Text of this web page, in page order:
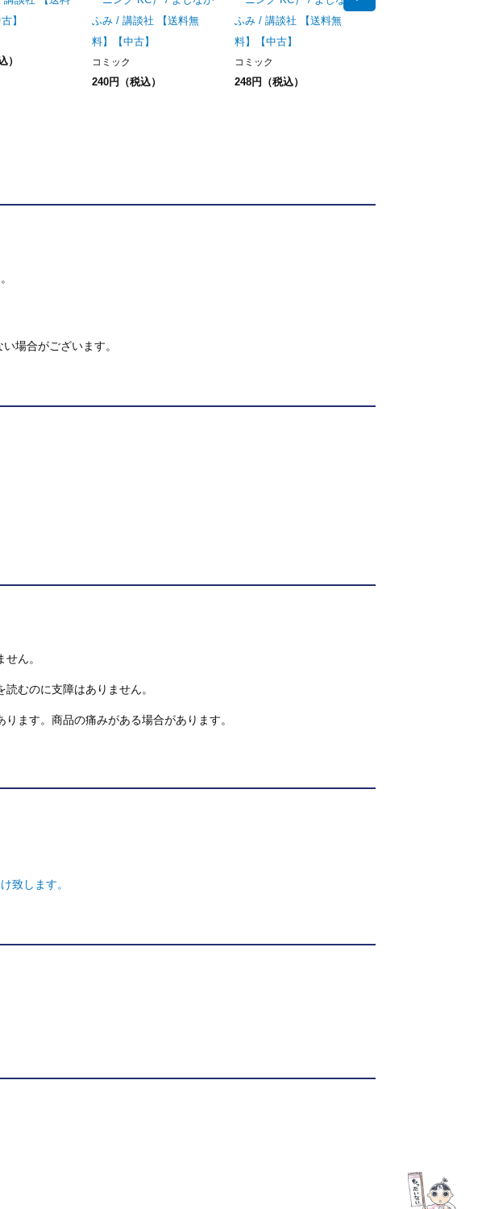
】
）
ふみ / 講談社 【送料無
料】【中古】
コミック
240円（税込）
ふみ / 講談社 【送料無
料】【中古】
コミック
248円（税込）
場合がございます。
ん。
むのに支障はありません。
ます。商品の痛みがある場合があります。
致します。